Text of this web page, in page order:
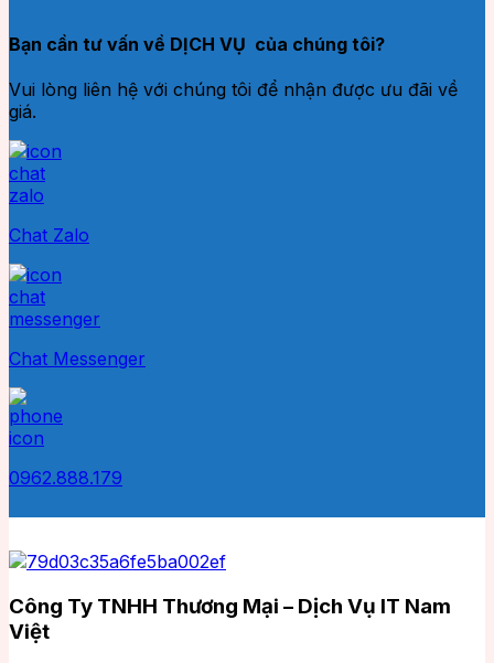
Bạn cần tư vấn về DỊCH VỤ của chúng tôi?
Vui lòng liên hệ với chúng tôi để nhận được ưu đãi về
giá.
Chat Zalo
Chat Messenger
0962.888.179
Công Ty TNHH Thương Mại – Dịch Vụ IT Nam
Việt